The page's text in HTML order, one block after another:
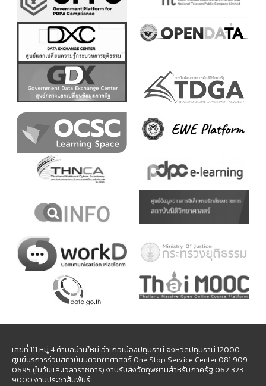
เลขที่ 111 หมู่ 4 ตำบลบ้านใหม่ อำเภอเมืองปทุมธานี จังหวัดปทุมธานี 12000
ศูนย์บริการร่วมสถาบันนิติวิทยาศาสตร์ One Stop Service Center 081 909
0695 (ในวันและเวลาราชการ) งานรับส่งวัตถุพยานสำหรับภาครัฐ 062 323
9000 งานประชาสัมพันธ์